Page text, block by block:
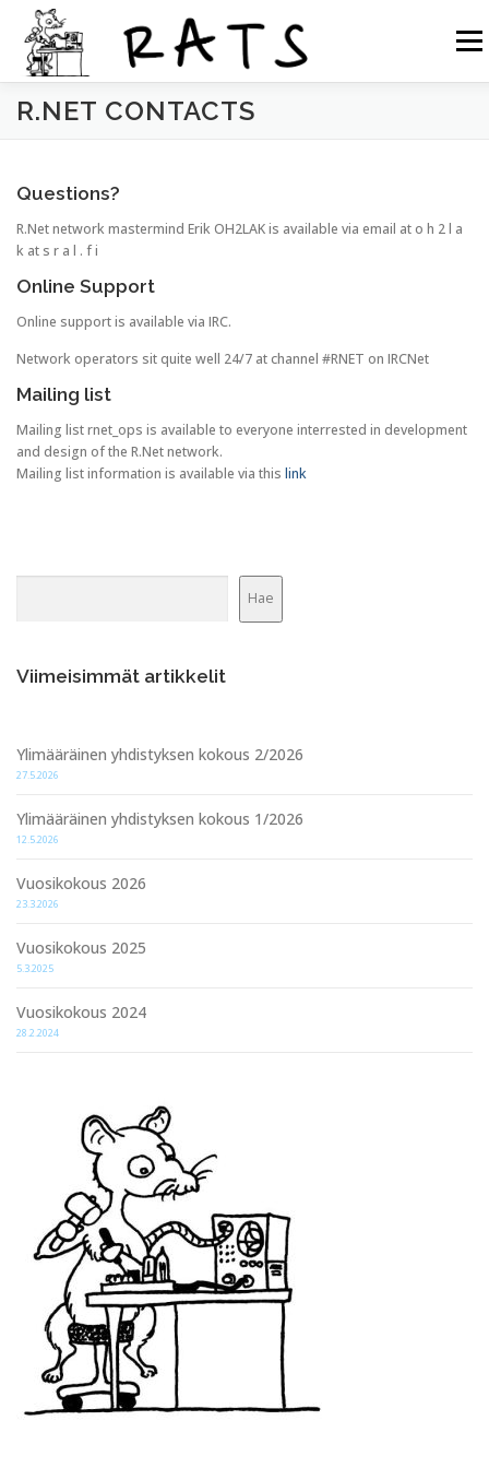
sisältöön
RATS TOIMINTA LIITY RATSIIN
RATS IN ENGLISH
R.NET CONTACTS
Questions?
R.Net network mastermind Erik OH2LAK is available via email at o h 2 l a
k at s r a l . f i
Online Support
Online support is available via IRC.
Network operators sit quite well 24/7 at channel #RNET on IRCNet
Mailing list
Mailing list rnet_ops is available to everyone interrested in development
and design of the R.Net network.
Mailing list information is available via this link
Hae
Viimeisimmät artikkelit
Ylimääräinen yhdistyksen kokous 2/2026
27.5.2026
Ylimääräinen yhdistyksen kokous 1/2026
12.5.2026
Vuosikokous 2026
23.3.2026
Vuosikokous 2025
5.3.2025
Vuosikokous 2024
28.2.2024